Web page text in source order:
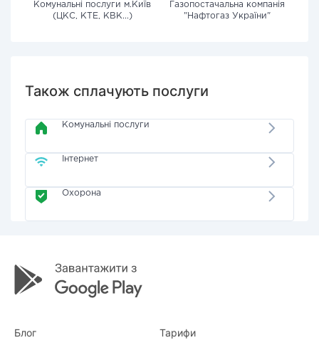
Комунальні послуги м.Київ
(ЦКС, КТЕ, КВК...)
Газопостачальна компанія
"Нафтогаз України"
Також сплачують послуги
Комунальні послуги
Інтернет
Охорона
Блог Тарифи